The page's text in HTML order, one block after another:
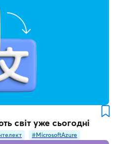
світ уже сьогодні
#MicrosoftAzure